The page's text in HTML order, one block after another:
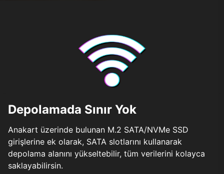
Depolamada Sınır Yok
Anakart üzerinde bulunan M.2 SATA/NVMe SSD
girişlerine ek olarak, SATA slotlarını kullanarak
depolama alanını yükseltebilir, tüm verilerini kolayca
saklayabilirsin.